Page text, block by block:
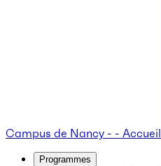
Campus de Nancy - - Accueil
Programmes